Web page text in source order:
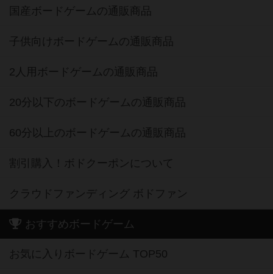
国産ボードゲームの通販商品
子供向けボードゲームの通販商品
2人用ボードゲームの通販商品
20分以下のボードゲームの通販商品
60分以上のボードゲームの通販商品
割引購入！ボドクーポンについて
クラウドファンディング ボドファン
おすすめボードゲーム
お気に入りボードゲーム TOP50